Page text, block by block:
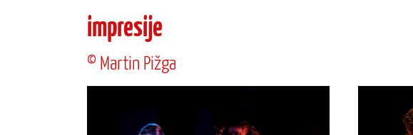
impresije
© Martin Pižga